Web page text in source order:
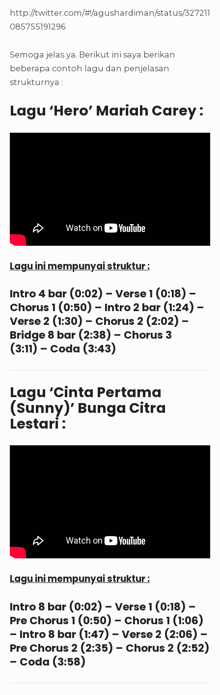
http://twitter.com/#!/agushardiman/status/327211
085755191296
Semoga jelas ya. Berikut ini saya berikan
beberapa contoh lagu dan penjelasan
strukturnya :
Lagu ‘Hero’ Mariah Carey :
Lagu ini mempunyai struktur :
Intro 4 bar (0:02) – Verse 1 (0:18) –
Chorus 1 (0:50) – Intro 2 bar (1:24) –
Verse 2 (1:30) – Chorus 2 (2:02) –
Bridge 8 bar (2:38) – Chorus 3
(3:11) – Coda (3:43)
Lagu ‘Cinta Pertama
(Sunny)’ Bunga Citra
Lestari :
Lagu ini mempunyai struktur :
Intro 8 bar (0:02) – Verse 1 (0:18) –
Pre Chorus 1 (0:50) – Chorus 1 (1:06)
– Intro 8 bar (1:47) – Verse 2 (2:06) –
Pre Chorus 2 (2:35) – Chorus 2 (2:52)
– Coda (3:58)